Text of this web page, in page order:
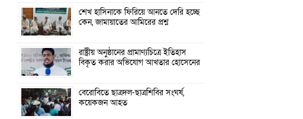
শেখ হাসিনাকে ফিরিয়ে আনতে দেরি হচ্ছে
কেন, জামায়াতের আমিরের প্রশ্ন
রাষ্ট্রীয় অনুষ্ঠানের প্রামাণ্যচিত্রে ইতিহাস
বিকৃত করার অভিযোগ আখতার হোসেনের
বেরোবিতে ছাত্রদল-ছাত্রশিবির সংঘর্ষ,
কয়েকজন আহত